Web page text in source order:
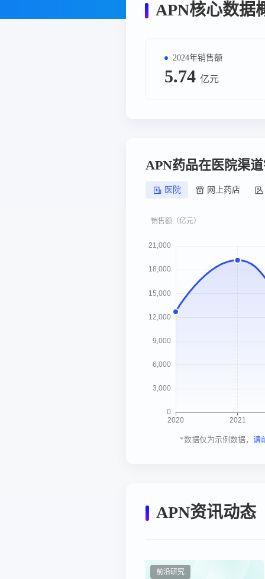
APN核心数据
2024年销售额
5.74 亿元
APN药品在医院渠
医院 网上药店
*数据仅为示例数据， 请
APN资讯动态
前沿研究